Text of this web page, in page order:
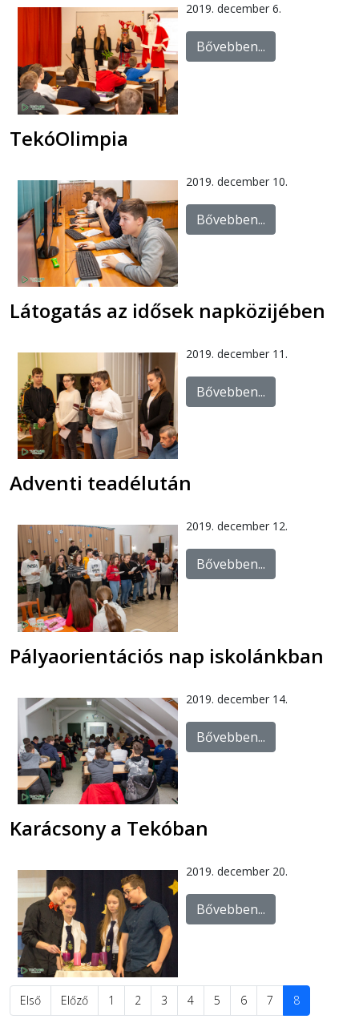
2019. december 6.
Bővebben...
TekóOlimpia
2019. december 10.
Bővebben...
Látogatás az idősek napközijében
2019. december 11.
Bővebben...
Adventi teadélután
2019. december 12.
Bővebben...
Pályaorientációs nap iskolánkban
2019. december 14.
Bővebben...
Karácsony a Tekóban
2019. december 20.
Bővebben...
Első Előző 1 2 3 4 5 6 7 8